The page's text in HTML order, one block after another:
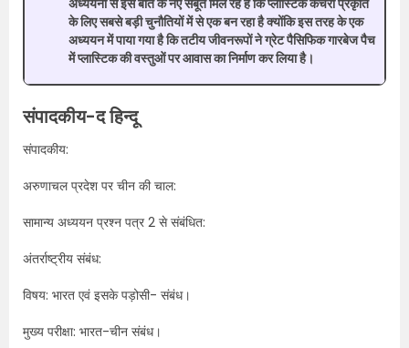
अध्ययनों से इस बात के नए सबूत मिल रहे हैं कि प्लास्टिक कचरा प्रकृति
के लिए सबसे बड़ी चुनौतियों में से एक बन रहा है क्योंकि इस तरह के एक
अध्ययन में पाया गया है कि तटीय जीवनरूपों ने ग्रेट पैसिफिक गारबेज पैच
में प्लास्टिक की वस्तुओं पर आवास का निर्माण कर लिया है।
संपादकीय-द हिन्दू
संपादकीय:
अरुणाचल प्रदेश पर चीन की चाल:
सामान्य अध्ययन प्रश्न पत्र 2 से संबंधित:
अंतर्राष्ट्रीय संबंध:
विषय: भारत एवं इसके पड़ोसी- संबंध।
मुख्य परीक्षा: भारत-चीन संबंध।